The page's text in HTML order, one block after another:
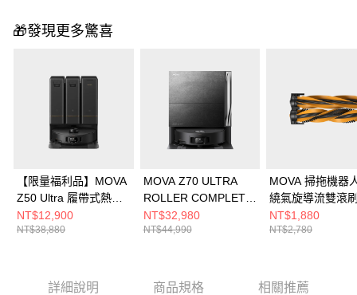
🎁發現更多驚喜
【限量福利品】MOVA
Z50 Ultra 履帶式熱活
水循環掃拖機
NT$12,900
NT$38,880
MOVA Z70 ULTRA
ROLLER COMPLETE
旗艦滾筒活水掃拖機器
人
NT$32,980
NT$44,990
MOVA 掃拖機器
繞氣旋導流雙滾
NT$1,880
NT$2,780
詳細說明 商品規格 相關推薦